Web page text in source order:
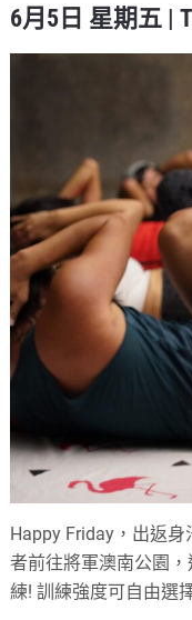
6月5日 星期五 |
Happy Friday，出返身
者前往將軍澳南公園
練! 訓練強度可自由選